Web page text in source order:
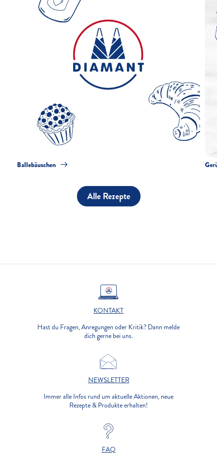
Ballebäuschen
Alle Rezepte
KONTAKT
Hast du Fragen, Anregungen oder Kritik? Dann melde
dich gerne bei uns.
NEWSLETTER
Immer alle Infos rund um aktuelle Aktionen, neue
Rezepte & Produkte erhalten!
FAQ